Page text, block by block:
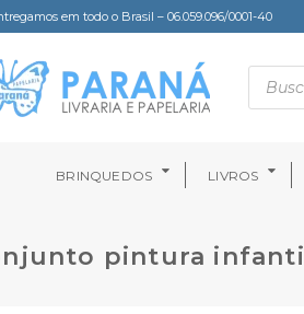
em todo o Brasil – 06.059.096/0001-40
BRINQUEDOS LIVROS
pintura infantil